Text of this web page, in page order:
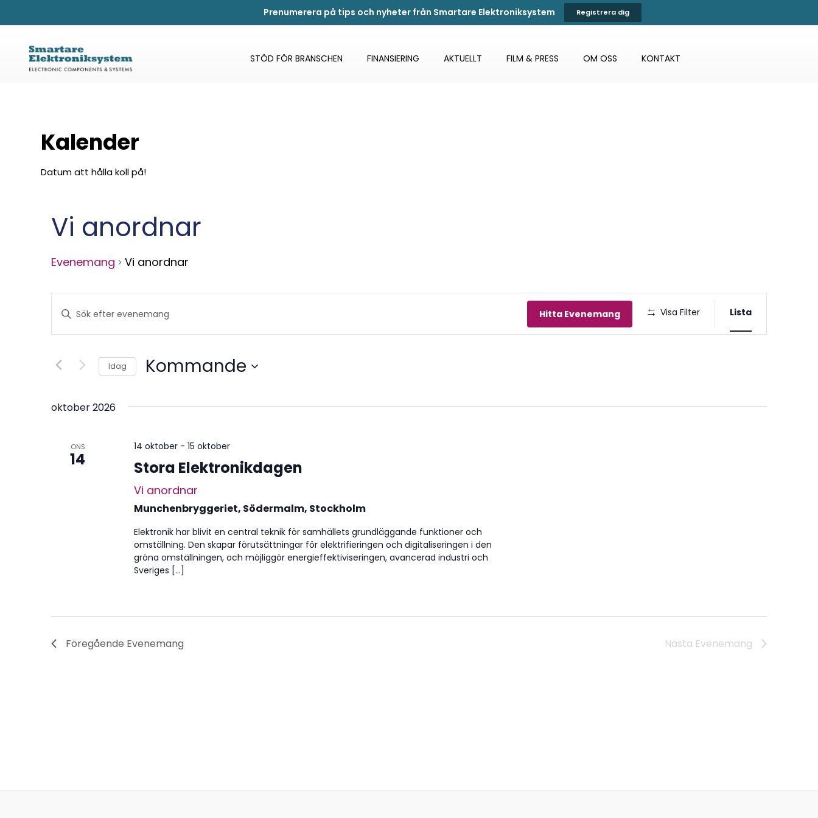
Prenumerera på tips och nyheter från Smartare Elektroniksystem Registrera dig
STÖD FÖR BRANSCHEN FINANSIERING AKTUELLT FILM & PRESS OM OSS KONTAKT
Kalender
Datum att hålla koll på!
Vi anordnar
Evenemang Vi anordnar
Evenemang
Search
Views
Ange
nyckelord.
Sök
Evenemang
Hitta Evenemang Visa Filter Lista
Idag Kommande
oktober 2026
ONS
14
14 oktober- 15 oktober
Stora Elektronikdagen
Vi anordnar
Munchenbryggeriet, Södermalm, Stockholm
Elektronik har blivit en central teknik för samhällets grundläggande funktioner och
omställning. Den skapar förutsättningar för elektrifieringen och digitaliseringen i den
gröna omställningen, och möjliggör energieffektiviseringen, avancerad industri och
Sveriges […]
Föregående Evenemang Nästa Evenemang